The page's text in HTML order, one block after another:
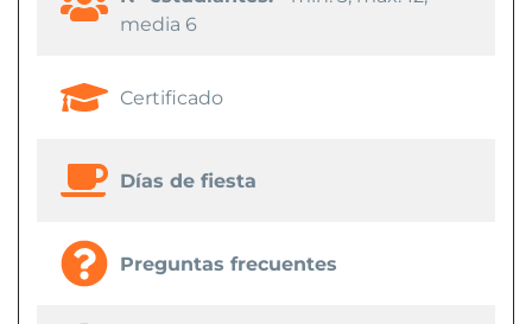
media 6
Certificado
Días de fiesta
Preguntas frecuentes